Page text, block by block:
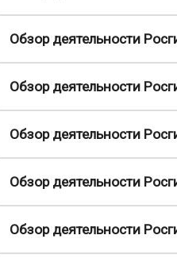
Обзор деятельности
Обзор деятельности
Обзор деятельности
Обзор деятельности
Обзор деятельности